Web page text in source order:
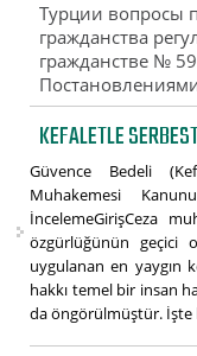
Турции вопросы
гражданства
гражданстве №
KEFALETLE
Güvence Bedeli
Muhakemesi
İncelemeGirişCeza
özgürlüğünün geçici
uygulanan en yaygın
hakkı temel bir insan
da öngörülmüştür. İşte